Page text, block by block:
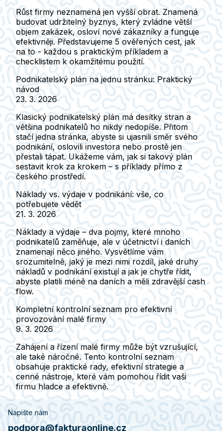
Růst firmy neznamená jen vyšší obrat. Znamená
budovat udržitelný byznys, který zvládne větší
objem zakázek, osloví nové zákazníky a funguje
efektivněji. Představujeme 5 ověřených cest, jak
na to - každou s praktickým příkladem a
checklistem k okamžitému použití.
Podnikatelský plán na jednu stránku: Praktický
návod
23. 3. 2026
Klasický podnikatelský plán má desítky stran a
většina podnikatelů ho nikdy nedopíše. Přitom
stačí jedna stránka, abyste si ujasnili směr svého
podnikání, oslovili investora nebo prostě jen
přestali tápat. Ukážeme vám, jak si takový plán
sestavit krok za krokem – s příklady přímo z
českého prostředí.
Náklady vs. výdaje v podnikání: vše, co
potřebujete vědět
21. 3. 2026
Náklady a výdaje – dva pojmy, které mnoho
podnikatelů zaměňuje, ale v účetnictví i daních
znamenají něco jiného. Vysvětlíme vám
srozumitelně, jaký je mezi nimi rozdíl, jaké druhy
nákladů v podnikání existují a jak je chytře řídit,
abyste platili méně na daních a měli zdravější cash
flow.
Kompletní kontrolní seznam pro efektivní
provozování malé firmy
9. 3. 2026
Zahájení a řízení malé firmy může být vzrušující,
ale také náročné. Tento kontrolní seznam
obsahuje praktické rady, efektivní strategie a
cenné nástroje, které vám pomohou řídit vaši
firmu hladce a efektivně.
Napište nám
podpora@fakturaonline.cz